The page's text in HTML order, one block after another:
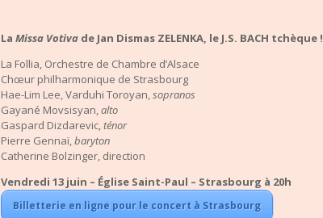
La Missa Votiva de Jan Dismas ZELENKA, le J.S. BACH tchèque !
La Follia, Orchestre de Chambre d’Alsace
Chœur philharmonique de Strasbourg
Hae-Lim Lee, Varduhi Toroyan,sopranos
Gayané Movsisyan,alto
Gaspard Dizdarevic,ténor
Pierre Gennaï,baryton
Catherine Bolzinger, direction
Vendredi 13 juin – Église Saint-Paul – Strasbourg à 20h
Billetterie en ligne pour le concert à Strasbourg